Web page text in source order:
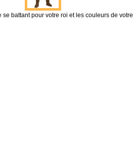
se battant pour votre roi et les couleurs de